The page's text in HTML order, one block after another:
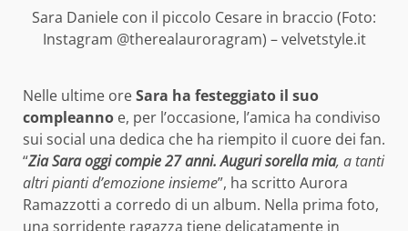
Sara Daniele con il piccolo Cesare in braccio (Foto:
Instagram @therealauroragram) – velvetstyle.it
Nelle ultime oreSara ha festeggiato il suo
compleanno e, per l’occasione, l’amica ha condiviso
sui social una dedica che ha riempito il cuore dei fan.
“Zia Sara oggi compie 27 anni. Auguri sorella mia, a tanti
altri pianti d’emozione insieme”, ha scritto Aurora
Ramazzotti a corredo di un album. Nella prima foto,
una sorridente ragazza tiene delicatamente in